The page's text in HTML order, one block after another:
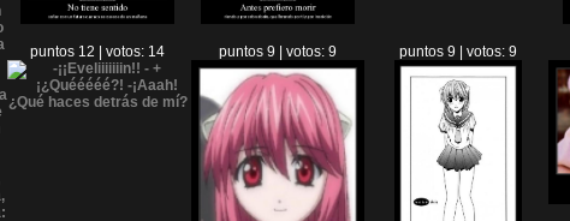
puntos 12 | votos: 14 puntos 9 | votos: 9 puntos 9 | votos: 9